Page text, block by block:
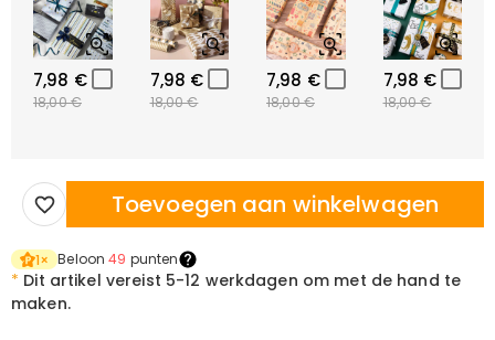
7,98 €
18,00 €
7,98 €
18,00 €
7,98 €
18,00 €
7,98 €
18,00 €
Toevoegen aan winkelwagen
1× Beloon49 punten
* Dit artikel vereist 5-12 werkdagen om met de hand te
maken.